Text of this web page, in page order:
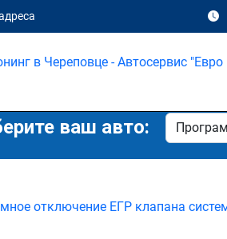
ваш авто:
отключение ЕГР клапана